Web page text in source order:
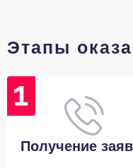
Этапы
Получение